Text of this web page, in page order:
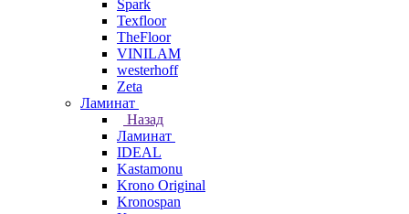
Spark
Texfloor
TheFloor
VINILAM
westerhoff
Zeta
Ламинат
Назад
Ламинат
IDEAL
Kastamonu
Krono Original
Kronospan